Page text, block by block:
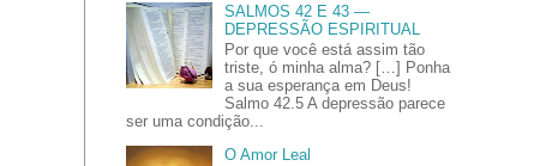
SALMOS 42 E 43 —
DEPRESSÃO ESPIRITUAL
Por que você está assim tão
triste, ó minha alma? […] Ponha
a sua esperança em Deus!
Salmo 42.5 A depressão parece
ser uma condição...
O Amor Leal